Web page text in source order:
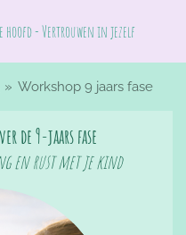
hoofd - Vertrouwen in jezelf
» Workshop 9 jaars fase
de 9-jaars fase
en rust met je kind